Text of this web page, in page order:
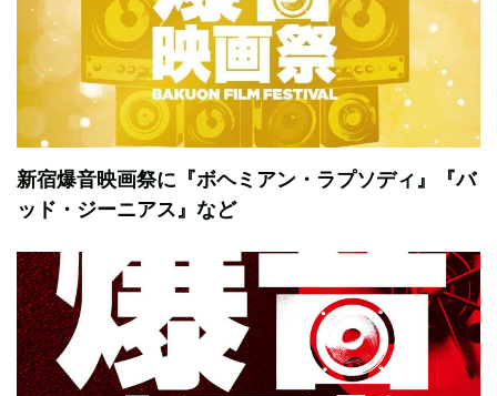
新宿爆音映画祭に『ボヘミアン・ラプソディ』『バ
ッド・ジーニアス』など